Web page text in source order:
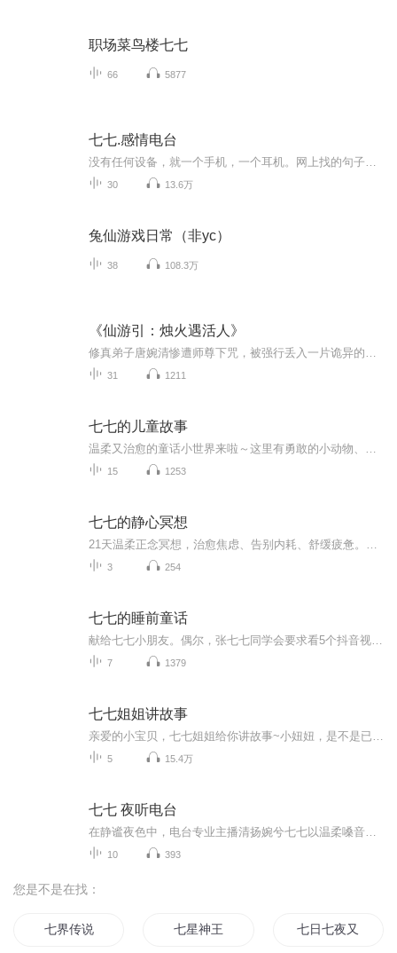
职场菜鸟楼七七
66 5877
七七.感情电台
30 13.6万
兔仙游戏日常（非yc）
38 108.3万
《仙游引：烛火遇活人》
31 1211
七七的儿童故事
15 1253
七七的静心冥想
3 254
七七的睡前童话
7 1379
七七姐姐讲故事
5 15.4万
七七 夜听电台
10 393
您是不是在找：
七界传说 七星神王 七日七夜又七时